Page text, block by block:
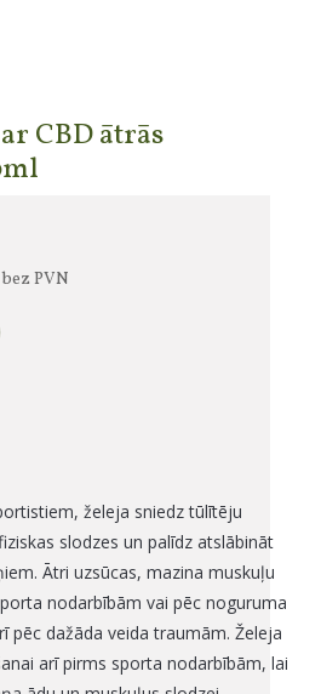
CBD ātrās
PVN
želeja sniedz tūlītēju
slodzes un palīdz atslābināt
Ātri uzsūcas, mazina muskuļu
nodarbībām vai pēc noguruma
pēc dažāda veida traumām. Želeja
arī pirms sporta nodarbībām, lai